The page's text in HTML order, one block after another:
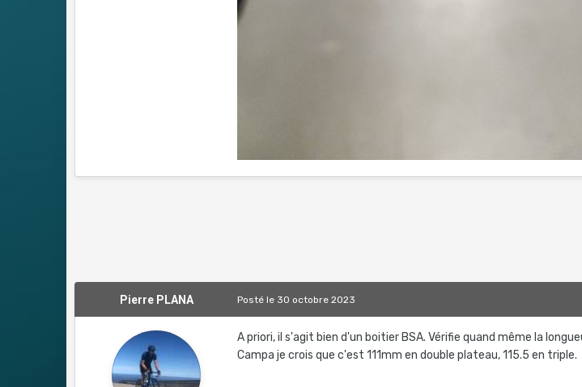
Pierre PLANA Postéle 30 octobre 2023
A priori, il s'agit bien d'un boitier BSA. Vérifie quand même la
Campa je crois que c'est 111mm en double plateau, 115.5 en triple.